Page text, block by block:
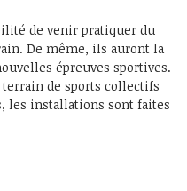
de venir pratiquer du
De même, ils auront la
épreuves sportives.
de sports collectifs
les installations sont faites